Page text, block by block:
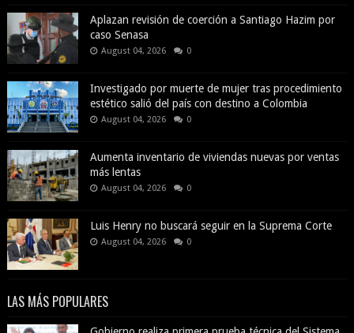
Aplazan revisión de coerción a Santiago Hazim por
caso Senasa
August 04, 2026 0
Investigado por muerte de mujer tras procedimiento
estético salió del país con destino a Colombia
August 04, 2026 0
Aumenta inventario de viviendas nuevas por ventas
más lentas
August 04, 2026 0
Luis Henry no buscará seguir en la Suprema Corte
August 04, 2026 0
LAS MÁS POPULARES